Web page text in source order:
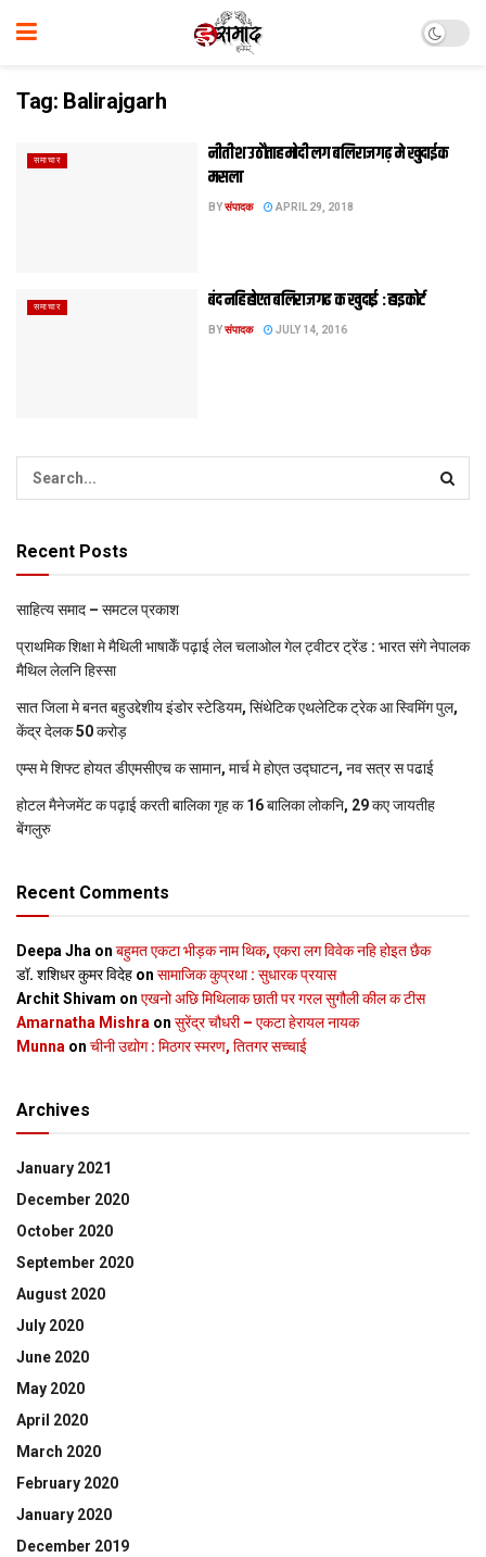
Tag: Balirajgarh
समाचार
नीतीश उठौताह मोदी लग बलिराजगढ़ मे खुदाईक
मसला
BYसंपादक APRIL 29, 2018
समाचार बंद नहि होएत बलिराजगढ क खुदाई : हाइकोर्ट
BYसंपादक JULY 14, 2016
Recent Posts
साहित्य समाद – समटल प्रकाश
प्राथमिक शि‍क्षा मे मैथि‍ली भाषाकेँ पढ़ाई लेल चलाओल गेल ट्वीटर ट्रेंड : भारत संगे नेपालक
मैथिल लेलनि हिस्सा
सात जिला मे बनत बहुउद्देशीय इंडोर स्‍टेडि‍यम, सिंथेटिक एथलेटिक ट्रेक आ स्विमिंग पुल,
केंद्र देलक 50 करोड़
एम्स मे शिफ्ट होयत डीएमसीएच क सामान, मार्च मे होएत उद्घाटन, नव सत्र स पढाई
होटल मैनेजमेंट क पढ़ाई करती बालिका गृह क 16 बालिका लोकनि, 29 कए जायतीह
बेंगलुरु
Recent Comments
Deepa Jha on बहुमत एकटा भीड़क नाम थिक, एकरा लग विवेक नहि होइत छैक
डॉ. शशिधर कुमर विदेह on सामाजिक कुप्रथा : सुधारक प्रयास
Archit Shivam on एखनो अछि मिथिलाक छाती पर गरल सुगौली कील क टीस
Amarnatha Mishra on सुरेंद्र चौधरी – एकटा हेरायल नायक
Munna on चीनी उद्योग : मिठगर स्‍मरण, तितगर सच्‍चाई
Archives
January 2021
December 2020
October 2020
September 2020
August 2020
July 2020
June 2020
May 2020
April 2020
March 2020
February 2020
January 2020
December 2019